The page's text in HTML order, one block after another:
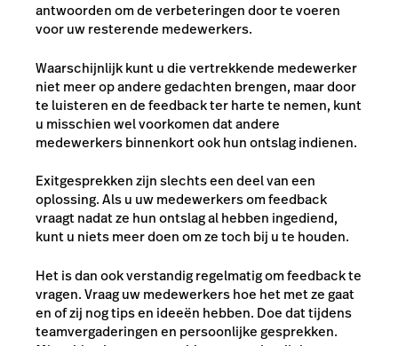
antwoorden om de verbeteringen door te voeren
voor uw resterende medewerkers.
Waarschijnlijk kunt u die vertrekkende medewerker
niet meer op andere gedachten brengen, maar door
te luisteren en de feedback ter harte te nemen, kunt
u misschien wel voorkomen dat andere
medewerkers binnenkort ook hun ontslag indienen.
Exitgesprekken zijn slechts een deel van een
oplossing. Als u uw medewerkers om feedback
vraagt nadat ze hun ontslag al hebben ingediend,
kunt u niets meer doen om ze toch bij u te houden.
Het is dan ook verstandig regelmatig om feedback te
vragen. Vraag uw medewerkers hoe het met ze gaat
en of zij nog tips en ideeën hebben. Doe dat tijdens
teamvergaderingen en persoonlijke gesprekken.